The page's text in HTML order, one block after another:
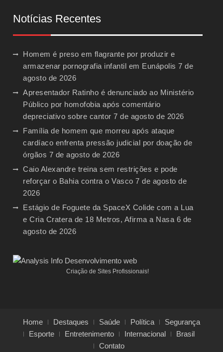
Notícias Recentes
Homem é preso em flagrante por produzir e
armazenar pornografia infantil em Eunápolis 7 de
agosto de 2026
Apresentador Ratinho é denunciado ao Ministério
Público por homofobia após comentário
depreciativo sobre cantor 7 de agosto de 2026
Família de homem que morreu após ataque
cardíaco enfrenta pressão judicial por doação de
órgãos 7 de agosto de 2026
Caio Alexandre treina sem restrições e pode
reforçar o Bahia contra o Vasco 7 de agosto de
2026
Estágio de Foguete da SpaceX Colide com a Lua
e Cria Cratera de 18 Metros, Afirma a Nasa 6 de
agosto de 2026
Criação de Sites Profissionais!
Home Destaques Saúde Política
Segurança
Esporte
Entretenimento Internacional
Brasil
Contato